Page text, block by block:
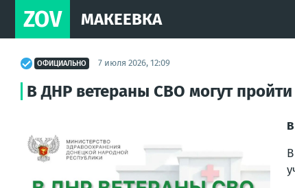
ZOV МАКЕЕВКА
ОФИЦИАЛЬНО 7 июля 2026, 12:09
В ДНР ветераны СВО могут